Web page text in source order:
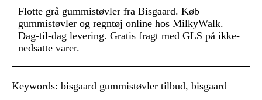
Flotte grå gummistøvler fra Bisgaard. Køb
gummistøvler og regntøj online hos MilkyWalk.
Dag-til-dag levering. Gratis fragt med GLS på ikke-
nedsatte varer.
Keywords: bisgaard gummistøvler tilbud, bisgaard